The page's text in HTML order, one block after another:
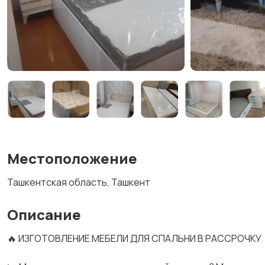
Местоположение
Ташкентская область, Ташкент
Описание
🔥 ИЗГОТОВЛЕНИЕ МЕБЕЛИ ДЛЯ СПАЛЬНИ В РАССРОЧКУ